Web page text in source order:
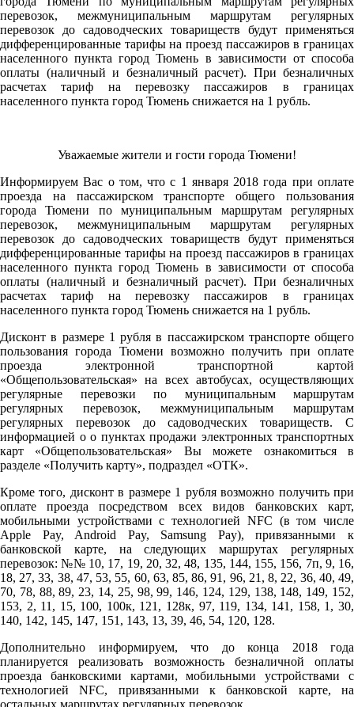
перевозок, межмуниципальным маршрутам регулярных
перевозок до садоводческих товариществ будут применяться
дифференцированные тарифы на проезд пассажиров в границах
населенного пункта город Тюмень в зависимости от способа
оплаты (наличный и безналичный расчет). При безналичных
расчетах тариф на перевозку пассажиров в границах
населенного пункта город Тюмень снижается на 1 рубль.
Уважаемые жители и гости города Тюмени!
Информируем Вас о том, что с 1 января 2018 года при оплате
проезда на пассажирском транспорте общего пользования
города Тюмени по муниципальным маршрутам регулярных
перевозок, межмуниципальным маршрутам регулярных
перевозок до садоводческих товариществ будут применяться
дифференцированные тарифы на проезд пассажиров в границах
населенного пункта город Тюмень в зависимости от способа
оплаты (наличный и безналичный расчет). При безналичных
расчетах тариф на перевозку пассажиров в границах
населенного пункта город Тюмень снижается на 1 рубль.
Дисконт в размере 1 рубля в пассажирском транспорте общего
пользования города Тюмени возможно получить при оплате
проезда электронной транспортной картой
«Общепользовательская» на всех автобусах, осуществляющих
регулярные перевозки по муниципальным маршрутам
регулярных перевозок, межмуниципальным маршрутам
регулярных перевозок до садоводческих товариществ. С
информацией о о пунктах продажи электронных транспортных
карт «Общепользовательская» Вы можете ознакомиться в
разделе «Получить карту», подраздел «ОТК».
Кроме того, дисконт в размере 1 рубля возможно получить при
оплате проезда посредством всех видов банковских карт,
мобильными устройствами с технологией NFC (в том числе
Apple Pay, Android Pay, Samsung Pay), привязанными к
банковской карте, на следующих маршрутах регулярных
перевозок: №№ 10, 17, 19, 20, 32, 48, 135, 144, 155, 156, 7п, 9, 16,
18, 27, 33, 38, 47, 53, 55, 60, 63, 85, 86, 91, 96, 21, 8, 22, 36, 40, 49,
70, 78, 88, 89, 23, 14, 25, 98, 99, 146, 124, 129, 138, 148, 149, 152,
153, 2, 11, 15, 100, 100к, 121, 128к, 97, 119, 134, 141, 158, 1, 30,
140, 142, 145, 147, 151, 143, 13, 39, 46, 54, 120, 128.
Дополнительно информируем, что до конца 2018 года
планируется реализовать возможность безналичной оплаты
проезда банковскими картами, мобильными устройствами с
технологией NFC, привязанными к банковской карте, на